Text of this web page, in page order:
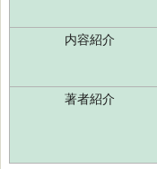
内容紹介
著者紹介